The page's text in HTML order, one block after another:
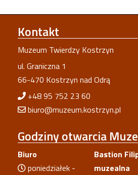
Kontakt
Muzeum Twierdzy Kostrzyn
ul. Graniczna 1
66-470 Kostrzyn nad Odrą
+48 95 752 23 60
biuro@muzeum.kostrzyn.pl
Godzinyotwarcia
Biuro
poniedziałek -
Bastion
muzealna